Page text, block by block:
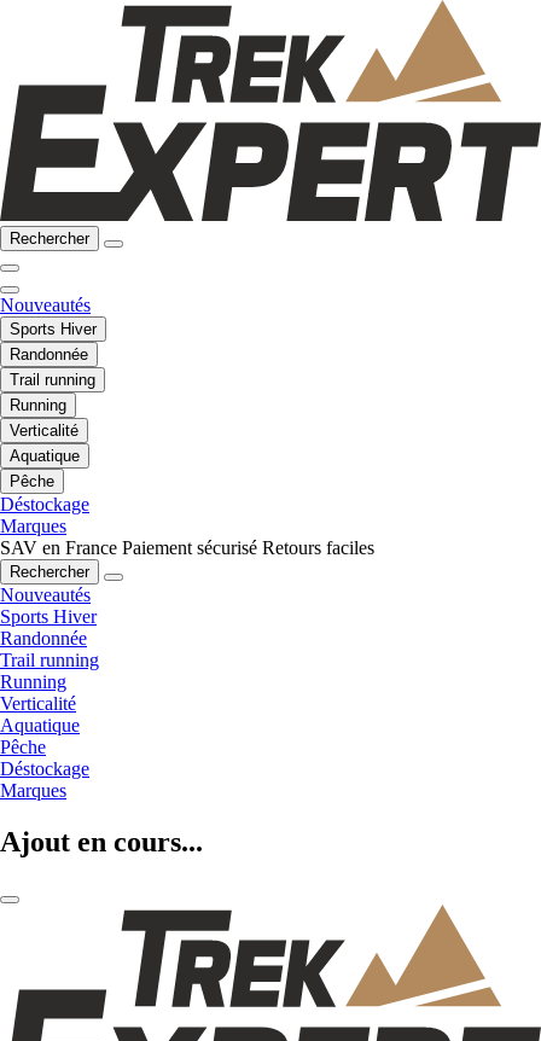
Rechercher
Nouveautés
Sports Hiver
Randonnée
Trail running
Running
Verticalité
Aquatique
Pêche
Déstockage
Marques
SAV en France Paiement sécurisé Retours faciles
Rechercher
Nouveautés
Sports Hiver
Randonnée
Trail running
Running
Verticalité
Aquatique
Pêche
Déstockage
Marques
Ajout en cours...